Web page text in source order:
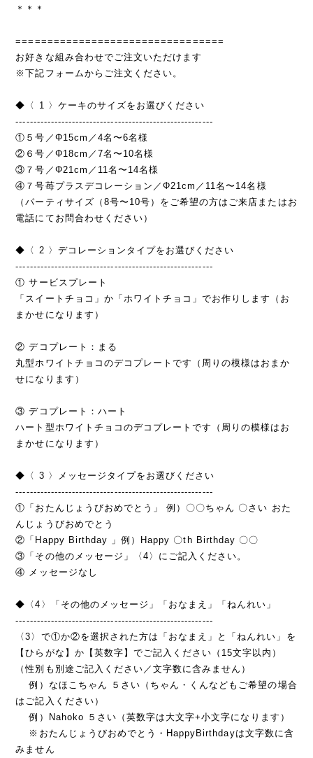
＊＊＊
=================================
お好きな組み合わせでご注文いただけます
※下記フォームからご注文ください。
◆〈 1 〉ケーキのサイズをお選びください
--------------------------------------------------------
①５号／Φ15cm／4名〜6名様
②６号／Φ18cm／7名〜10名様
③７号／Φ21cm／11名〜14名様
④７号苺プラスデコレーション／Φ21cm／11名〜14名様
（パーティサイズ（8号〜10号）をご希望の方はご来店またはお
電話にてお問合わせください）
◆〈 2 〉デコレーションタイプをお選びください
--------------------------------------------------------
① サービスプレート
「スイートチョコ」か「ホワイトチョコ」でお作りします（お
まかせになります）
② デコプレート：まる
丸型ホワイトチョコのデコプレートです（周りの模様はおまか
せになります）
③ デコプレート：ハート
ハート型ホワイトチョコのデコプレートです（周りの模様はお
まかせになります）
◆〈 3 〉メッセージタイプをお選びください
--------------------------------------------------------
①「おたんじょうびおめでとう」 例）〇〇ちゃん 〇さい おた
んじょうびおめでとう
②「Happy Birthday 」例）Happy 〇th Birthday 〇〇
③「その他のメッセージ」〈4〉にご記入ください。
④ メッセージなし
◆〈4〉「その他のメッセージ」「おなまえ」「ねんれい」
--------------------------------------------------------
〈3〉で①か②を選択された方は「おなまえ」と「ねんれい」を
【ひらがな】か【英数字】でご記入ください（15文字以内）
（性別も別途ご記入ください／文字数に含みません）
例）なほこちゃん ５さい（ちゃん・くんなどもご希望の場合
はご記入ください）
例）Nahoko ５さい（英数字は大文字+小文字になります）
※おたんじょうびおめでとう・HappyBirthdayは文字数に含
みません